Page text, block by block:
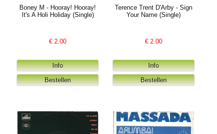
Boney M - Hooray! Hooray!
It's A Holi Holiday (Single)
€ 2.00
Terence Trent D'Arby - Sign
Your Name (Single)
€ 2.00